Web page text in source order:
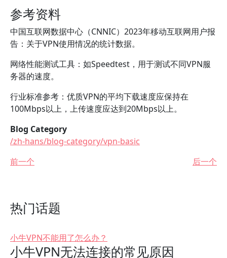
参考资料
中国互联网数据中心（CNNIC）2023年移动互联网用户报
告：关于VPN使用情况的统计数据。
网络性能测试工具：如Speedtest，用于测试不同VPN服
务器的速度。
行业标准参考：优质VPN的平均下载速度应保持在
100Mbps以上，上传速度应达到20Mbps以上。
Blog Category
/zh-hans/blog-category/vpn-basic
前一个
后一个
热门话题
小牛VPN不能用了怎么办？
小牛VPN无法连接的常见原因